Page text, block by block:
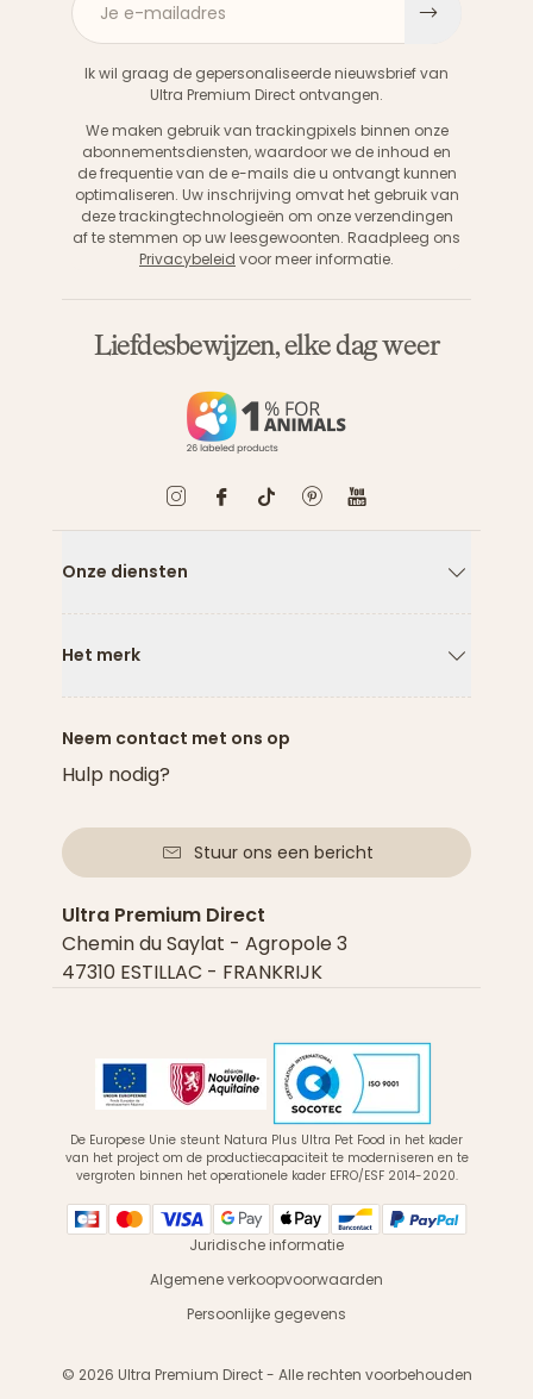
Je e-mailadres
Ik wil graag de gepersonaliseerde nieuwsbrief van
Ultra Premium Direct ontvangen.
We maken gebruik van trackingpixels binnen onze
abonnementsdiensten, waardoor we de inhoud en
de frequentie van de e-mails die u ontvangt kunnen
optimaliseren. Uw inschrijving omvat het gebruik van
deze trackingtechnologieën om onze verzendingen
af te stemmen op uw leesgewoonten. Raadpleeg ons
Privacybeleid voor meer informatie.
Liefdesbewijzen, elke dag weer
Onze diensten
Het merk
Neem contact met ons op
Hulp nodig?
Stuur ons een bericht
Ultra Premium Direct
Chemin du Saylat - Agropole 3
47310 ESTILLAC - FRANKRIJK
De Europese Unie steunt Natura Plus Ultra Pet Food in het kader
van het project om de productiecapaciteit te moderniseren en te
vergroten binnen het operationele kader EFRO/ESF 2014-2020.
Juridische informatie
Algemene verkoopvoorwaarden
Persoonlijke gegevens
© 2026 Ultra Premium Direct - Alle rechten voorbehouden